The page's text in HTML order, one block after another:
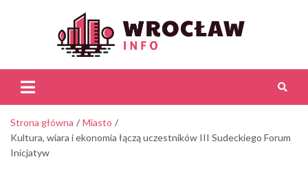
Strona główna
Miasto
Kultura, wiara i ekonomia łączą uczestników III Sudeckiego Forum
Inicjatyw